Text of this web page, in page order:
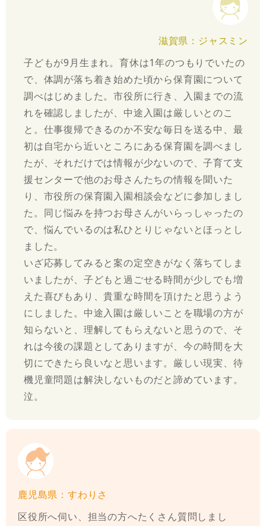
滋賀県：ジャスミン
子どもが9月生まれ。育休は1年のつもりでいたの
で、体調が落ち着き始めた頃から保育園について
調べはじめました。市役所に行き、入園までの流
れを確認しましたが、中途入園は厳しいとのこ
と。仕事復帰できるのか不安な毎日を送る中、最
初は自宅から近いところにある保育園を調べまし
たが、それだけでは情報が少ないので、子育て支
援センターで他のお母さんたちの情報を聞いた
り、市役所の保育園入園相談会などに参加しまし
た。同じ悩みを持つお母さんがいらっしゃったの
で、悩んでいるのは私ひとりじゃないとほっとし
ました。
いざ応募してみると案の定空きがなく落ちてしま
いましたが、子どもと過ごせる時間が少しでも増
えた喜びもあり、貴重な時間を頂けたと思うよう
にしました。中途入園は厳しいことを職場の方が
知らないと、理解してもらえないと思うので、そ
れは今後の課題としてありますが、今の時間を大
切にできたら良いなと思います。厳しい現実、待
機児童問題は解決しないものだと諦めています。
泣。
鹿児島県：すわりさ
区役所へ伺い、担当の方へたくさん質問しまし